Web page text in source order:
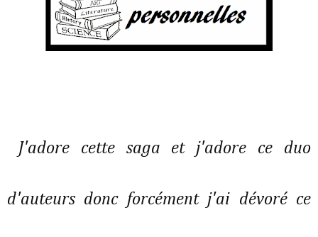
J'adore cette saga et j'adore ce duo
d'auteurs donc forcément j'ai dévoré ce